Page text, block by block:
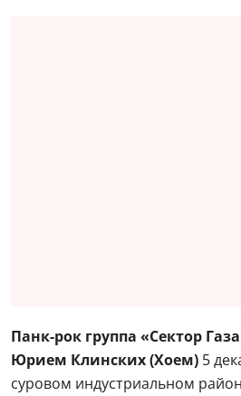
Панк-рок группа «Сектор
Юрием Клинских (Хоем) 5
суровом индустриальном